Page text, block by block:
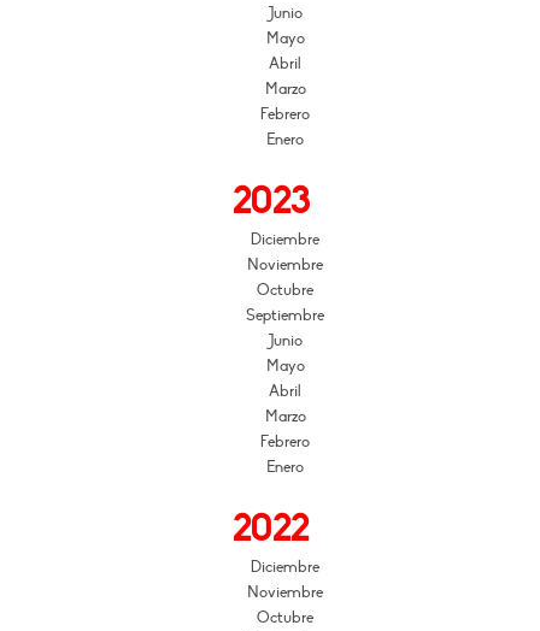
Junio
Mayo
Abril
Marzo
Febrero
Enero
2023
Diciembre
Noviembre
Octubre
Septiembre
Junio
Mayo
Abril
Marzo
Febrero
Enero
2022
Diciembre
Noviembre
Octubre